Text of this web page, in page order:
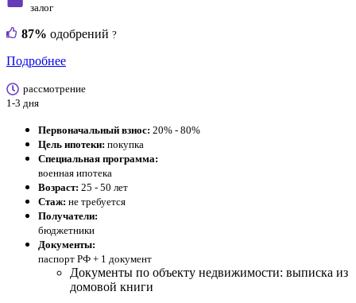
залог
87% одобрений ?
Подробнее
рассмотрение
1-3 дня
Первоначальный взнос: 20% - 80%
Цель ипотеки: покупка
Специальная программа:
военная ипотека
Возраст: 25 - 50 лет
Стаж: не требуется
Получатели:
бюджетники
Документы:
паспорт РФ + 1 документ
Документы по объекту недвижимости: выписка из
домовой книги